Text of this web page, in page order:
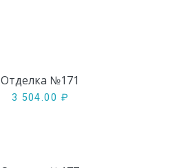
Отделка №171
3 504.00 ₽